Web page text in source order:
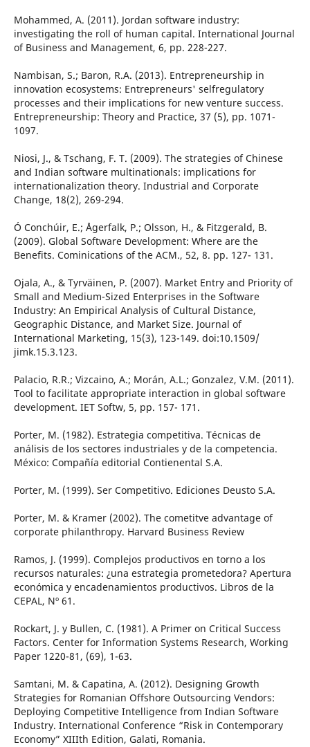
Mohammed, A. (2011). Jordan software industry:
investigating the roll of human capital. International Journal
of Business and Management, 6, pp. 228-227.
Nambisan, S.; Baron, R.A. (2013). Entrepreneurship in
innovation ecosystems: Entrepreneurs' selfregulatory
processes and their implications for new venture success.
Entrepreneurship: Theory and Practice, 37 (5), pp. 1071-
1097.
Niosi, J., & Tschang, F. T. (2009). The strategies of Chinese
and Indian software multinationals: implications for
internationalization theory. Industrial and Corporate
Change, 18(2), 269-294.
Ó Conchúir, E.; Ågerfalk, P.; Olsson, H., & Fitzgerald, B.
(2009). Global Software Development: Where are the
Benefits. Cominications of the ACM., 52, 8. pp. 127- 131.
Ojala, A., & Tyrväinen, P. (2007). Market Entry and Priority of
Small and Medium-Sized Enterprises in the Software
Industry: An Empirical Analysis of Cultural Distance,
Geographic Distance, and Market Size. Journal of
International Marketing, 15(3), 123-149. doi:10.1509/
jimk.15.3.123.
Palacio, R.R.; Vizcaino, A.; Morán, A.L.; Gonzalez, V.M. (2011).
Tool to facilitate appropriate interaction in global software
development. IET Softw, 5, pp. 157- 171.
Porter, M. (1982). Estrategia competitiva. Técnicas de
análisis de los sectores industriales y de la competencia.
México: Compañía editorial Contienental S.A.
Porter, M. (1999). Ser Competitivo. Ediciones Deusto S.A.
Porter, M. & Kramer (2002). The cometitve advantage of
corporate philanthropy. Harvard Business Review
Ramos, J. (1999). Complejos productivos en torno a los
recursos naturales: ¿una estrategia prometedora? Apertura
económica y encadenamientos productivos. Libros de la
CEPAL, Nº 61.
Rockart, J. y Bullen, C. (1981). A Primer on Critical Success
Factors. Center for Information Systems Research, Working
Paper 1220-81, (69), 1-63.
Samtani, M. & Capatina, A. (2012). Designing Growth
Strategies for Romanian Offshore Outsourcing Vendors:
Deploying Competitive Intelligence from Indian Software
Industry. International Conference “Risk in Contemporary
Economy” XIIIth Edition, Galati, Romania.